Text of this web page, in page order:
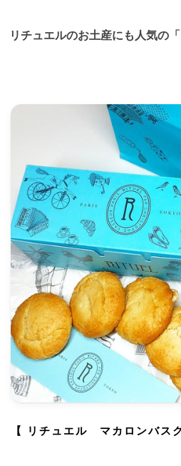
リチュエルのお土産にも人気の「
【 リチュエル マカロンバス